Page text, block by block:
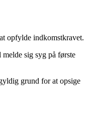
opfylde indkomstkravet.
sig syg på første
grund for at opsige